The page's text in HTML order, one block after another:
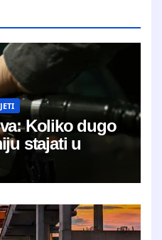
Koliko dugo
stajati u